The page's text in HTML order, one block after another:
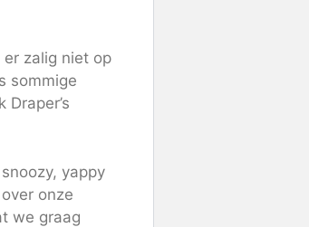
zalig niet op
sommige
yappy
onze
we graag